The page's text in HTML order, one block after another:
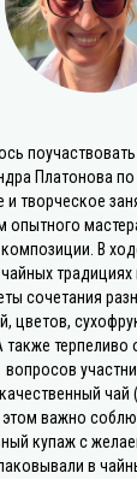
Платонова
и творческое
опытного
В
сочетания
цветов,
также
вопросов
важно
купаж с
в